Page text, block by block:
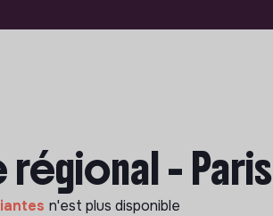
- Paris
n'est plus disponible